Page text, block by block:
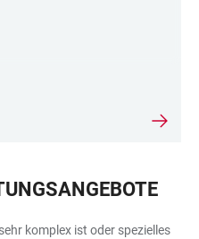
komplex ist oder spezielles